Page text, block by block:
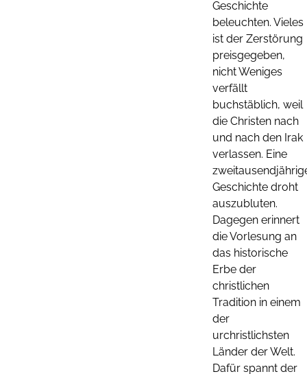
Geschichte
beleuchten. Vieles
ist der Zerstörung
preisgegeben,
nicht Weniges
verfällt
buchstäblich, weil
die Christen nach
und nach den Irak
verlassen. Eine
Geschichte droht
auszubluten.
Dagegen erinnert
die Vorlesung an
das historische
Erbe der
christlichen
Tradition in einem
der
urchristlichsten
Länder der Welt.
Dafür spannt der